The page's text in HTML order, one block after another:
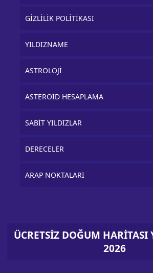
GİZLİLİK POLİTİKASI
YILDIZNAME
ASTROLOJİ
ASTEROİD HESAPLAMA
SABİT YILDIZLAR
DERECELER
ARAP NOKTALARI
ÜCRETSİZ DOĞUM
2026